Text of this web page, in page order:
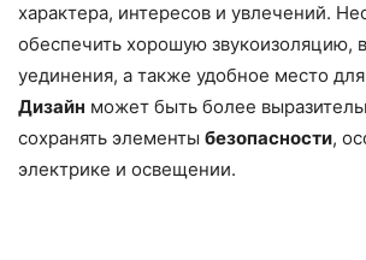
характера, интересов и увлечений.
обеспечить хорошую звукоизоляцию,
уединения, а также удобное место
Дизайн может быть более
сохранять элементы безопасности,
электрике и освещении.